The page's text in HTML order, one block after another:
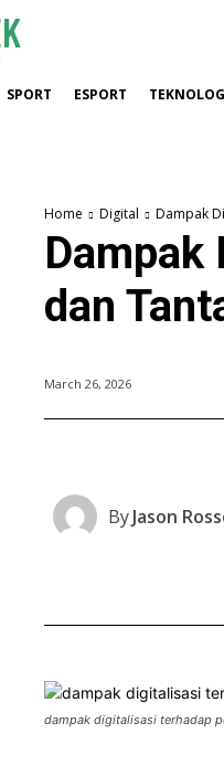
SPORT ESPORT
Home Digital Dampak
Dampak
dan
March 26, 2026
ByJason
dampak digitalisasi terhadap